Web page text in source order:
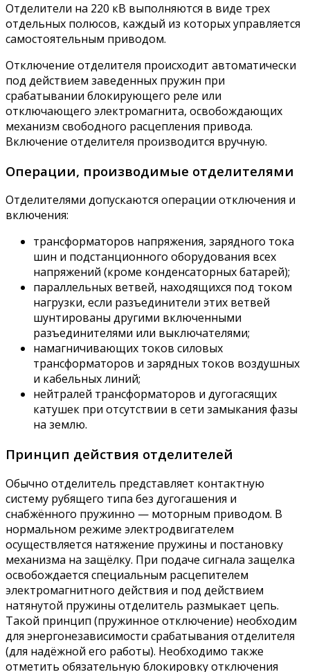
Отделители на 220 кВ выполняются в виде трех
отдельных полюсов, каждый из которых управляется
самостоятельным приводом.
Отключение отделителя происходит автоматически
под действием заведенных пружин при
срабатывании блокирующего реле или
отключающего электромагнита, освобождающих
механизм свободного расцепления привода.
Включение отделителя производится вручную.
Операции, производимые отделителями
Отделителями допускаются операции отключения и
включения:
трансформаторов напряжения, зарядного тока
шин и подстанционного оборудования всех
напряжений (кроме конденсаторных батарей);
параллельных ветвей, находящихся под током
нагрузки, если разъединители этих ветвей
шунтированы другими включенными
разъединителями или выключателями;
намагничивающих токов силовых
трансформаторов и зарядных токов воздушных
и кабельных линий;
нейтралей трансформаторов и дугогасящих
катушек при отсутствии в сети замыкания фазы
на землю.
Принцип действия отделителей
Обычно отделитель представляет контактную
систему рубящего типа без дугогашения и
снабжённого пружинно — моторным приводом. В
нормальном режиме электродвигателем
осуществляется натяжение пружины и постановку
механизма на защёлку. При подаче сигнала защелка
освобождается специальным расцепителем
электромагнитного действия и под действием
натянутой пружины отделитель размыкает цепь.
Такой принцип (пружинное отключение) необходим
для энергонезависимости срабатывания отделителя
(для надёжной его работы). Необходимо также
отметить обязательную блокировку отключения